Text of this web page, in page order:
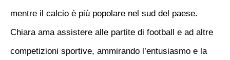
mentre il calcio è più popolare nel sud del paese.
Chiara ama assistere alle partite di football e ad altre
competizioni sportive, ammirando l’entusiasmo e la